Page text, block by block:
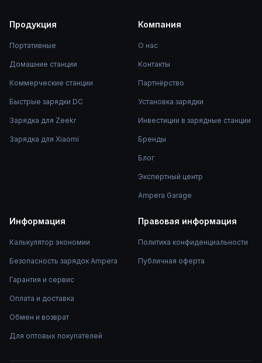
Продукция
Портативные
Домашние станции
Коммерческие станции
Быстрые зарядки DC
Зарядка для Zeekr
Зарядка для Xiaomi
Компания
О нас
Контакты
Партнёрство
Установка зарядки
Инвестиции в зарядные станции
Бренды
Блог
Экспертный центр
Ampera Garage
Информация
Калькулятор экономии
Безопасность зарядок Ampera
Гарантия и сервис
Оплата и доставка
Обмен и возврат
Для оптовых покупателей
Правовая информация
Политика конфиденциальности
Публичная оферта